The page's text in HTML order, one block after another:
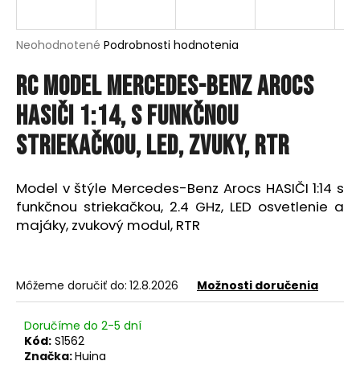
Priemerné
produktu
je
0,0
z
5
hviezdičiek.
Neohodnotené Podrobnosti hodnotenia
Rc model Mercedes-Benz Arocs
HASIČI 1:14, s funkčnou
striekačkou, LED, zvuky, RTR
Model v štýle Mercedes-Benz Arocs HASIČI 1:14 s
funkčnou striekačkou, 2.4 GHz, LED osvetlenie a
majáky, zvukový modul, RTR
Môžeme doručiť do: 12.8.2026 Možnosti doručenia
Doručíme do 2-5 dní
Kód: S1562
Značka:Huina
j
ť
?
HĽADAŤ
p
o